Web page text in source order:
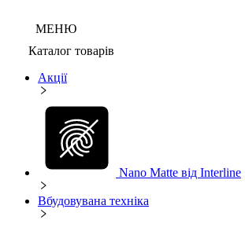
МЕНЮ
Каталог товарів
Акції
Nano Matte від Interline
Вбудовувана техніка